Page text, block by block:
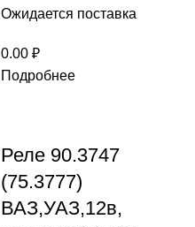
Ожидается поставка
0.00 ₽
Подробнее
Реле 90.3747
(75.3777)
ВАЗ,УАЗ,12в,